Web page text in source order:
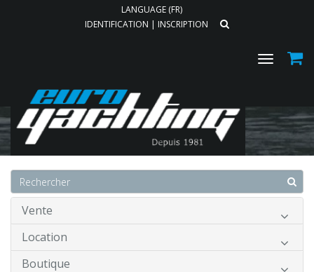
LANGUAGE (FR)
IDENTIFICATION | INSCRIPTION
Toggle
Accueil
Vente
Location
Boutique